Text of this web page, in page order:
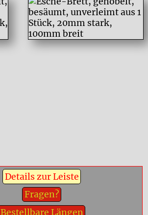
Details zur Leiste
Fragen?
Bestellbare Längen